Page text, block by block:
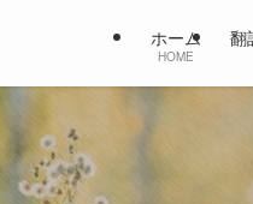
ホーム
HOME
翻